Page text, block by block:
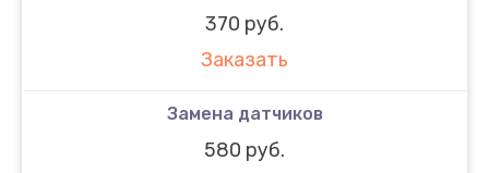
370 руб.
Заказать
Замена датчиков
580 руб.